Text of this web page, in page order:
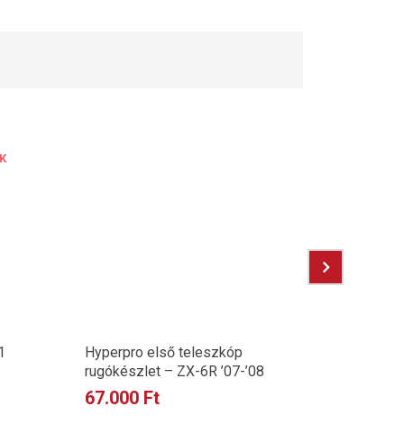
Hyperpro első teleszkóp
rugókészlet – ZX-6R ’07-’08
67.000 Ft